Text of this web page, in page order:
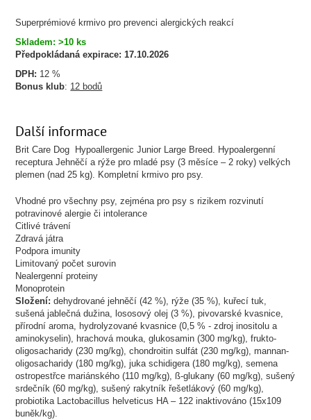
Superprémiové krmivo pro prevenci alergických reakcí
Skladem: >10 ks
Předpokládaná expirace: 17.10.2026
DPH: 12 %
Bonus klub: 12 bodů
Další informace
Brit Care Dog Hypoallergenic Junior Large Breed. Hypoalergenní
receptura Jehněčí a rýže pro mladé psy (3 měsíce – 2 roky) velkých
plemen (nad 25 kg). Kompletní krmivo pro psy.
Vhodné pro všechny psy, zejména pro psy s rizikem rozvinutí
potravinové alergie či intolerance
Citlivé trávení
Zdravá játra
Podpora imunity
Limitovaný počet surovin
Nealergenní proteiny
Monoprotein
Složení:dehydrované jehněčí (42 %), rýže (35 %), kuřecí tuk,
sušená jablečná dužina, lososový olej (3 %), pivovarské kvasnice,
přírodní aroma, hydrolyzované kvasnice (0,5 % - zdroj inositolu a
aminokyselin), hrachová mouka, glukosamin (300 mg/kg), frukto-
oligosacharidy (230 mg/kg), chondroitin sulfát (230 mg/kg), mannan-
oligosacharidy (180 mg/kg), juka schidigera (180 mg/kg), semena
ostropestřce mariánského (110 mg/kg), ß-glukany (60 mg/kg), sušený
srdečník (60 mg/kg), sušený rakytník řešetlákový (60 mg/kg),
probiotika Lactobacillus helveticus HA – 122 inaktivováno (15x109
buněk/kg).